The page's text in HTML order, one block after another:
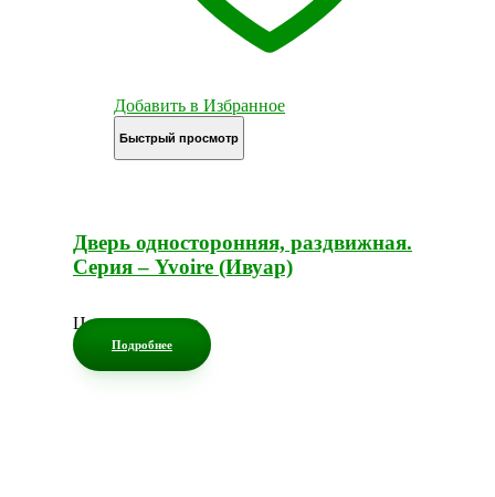
Добавить в Избранное
Быстрый просмотр
Дверь односторонняя, раздвижная.
Серия – Yvoire (Ивуар)
Цена по запросу
Подробнее